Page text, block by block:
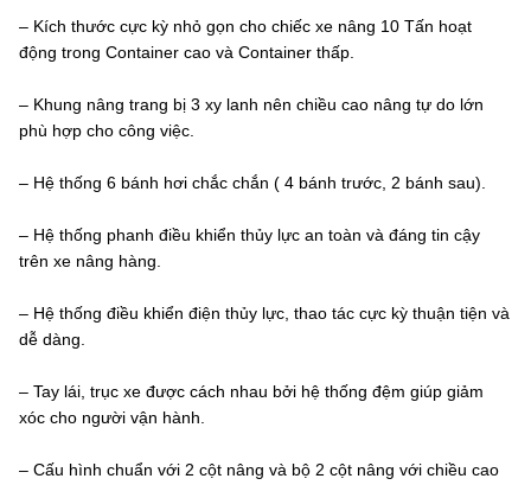
– Kích thước cực kỳ nhỏ gọn cho chiếc xe nâng 10 Tấn hoạt
động trong Container cao và Container thấp.
– Khung nâng trang bị 3 xy lanh nên chiều cao nâng tự do lớn
phù hợp cho công việc.
– Hệ thống 6 bánh hơi chắc chắn ( 4 bánh trước, 2 bánh sau).
– Hệ thống phanh điều khiển thủy lực an toàn và đáng tin cậy
trên xe nâng hàng.
– Hệ thống điều khiển điện thủy lực, thao tác cực kỳ thuận tiện và
dễ dàng.
– Tay lái, trục xe được cách nhau bởi hệ thống đệm giúp giảm
xóc cho người vận hành.
– Cấu hình chuẩn với 2 cột nâng và bộ 2 cột nâng với chiều cao